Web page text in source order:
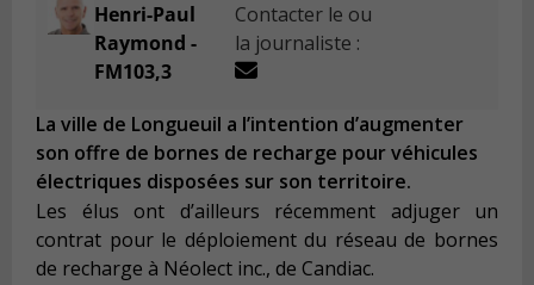
Henri-Paul
Raymond -
FM103,3
Contacter le ou
la journaliste :
La ville de Longueuil a l’intention d’augmenter
son offre de bornes de recharge pour véhicules
électriques disposées sur son territoire.
Les élus ont d’ailleurs récemment adjuger un
contrat pour le déploiement du réseau de bornes
de recharge à Néolect inc., de Candiac.